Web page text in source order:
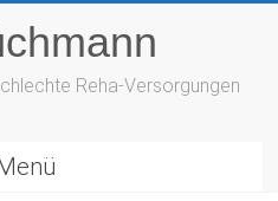
Reha-Versorgungen